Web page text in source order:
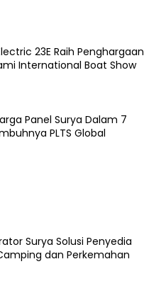
International Boat Show
Panel Surya Dalam 7
PLTS Global
Surya Solusi Penyedia
dan Perkemahan